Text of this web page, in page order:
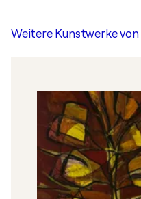
Weitere Kunstwerke von